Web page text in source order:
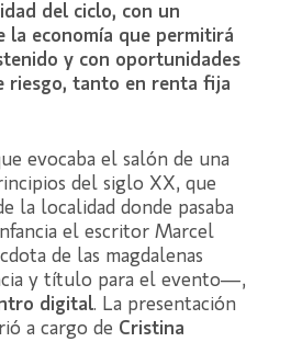
del ciclo, con un
la economía que permitirá
y con oportunidades
riesgo, tanto en renta fija
evocaba el salón de una
del siglo XX, que
la localidad donde pasaba
el escritor Marcel
de las magdalenas
y título para el evento—,
digital. La presentación
a cargo de Cristina